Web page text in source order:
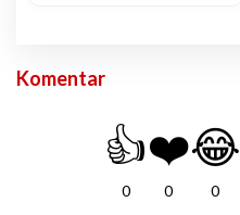
Komentar
👍
0
❤️
0
😂
0